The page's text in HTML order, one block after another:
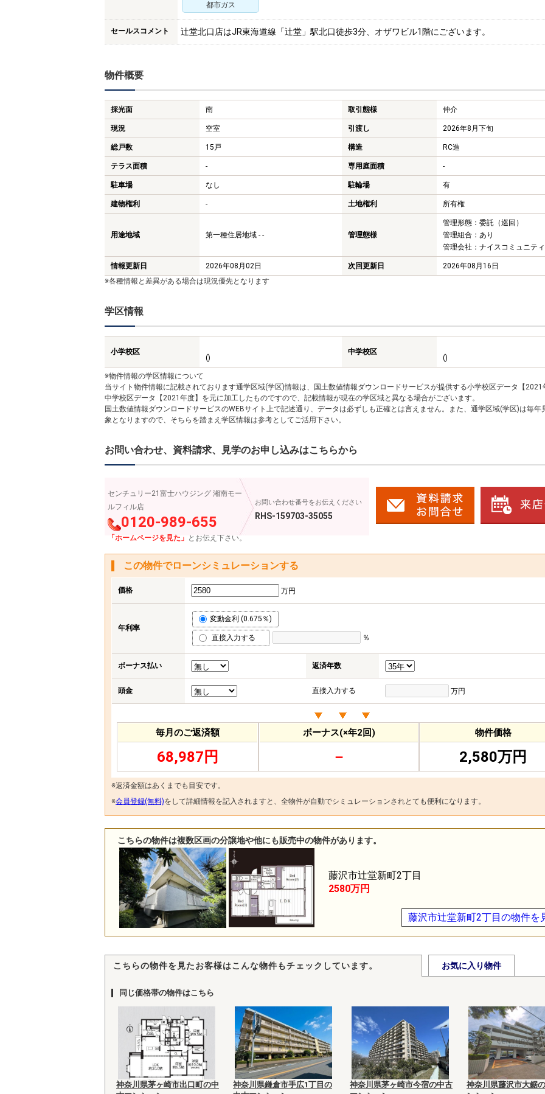
都市ガス
セールスコメント 辻堂北口店はJR東海道線「辻堂」駅北口徒歩3分、オザワビル1階にございます。
物件概要
採光面 南 取引態様 仲介
現況 空室 引渡し 2026年8月下旬
総戸数 15戸 構造 RC造
テラス面積 - 専用庭面積 -
駐車場 なし 駐輪場 有
建物権利 - 土地権利 所有権
用途地域 第一種住居地域 - - 管理態様
管理形態：委託（巡回）
管理組合：あり
管理会社：ナイスコミュニテ
情報更新日 2026年08月02日 次回更新日
2026年08月16日
※各種情報と差異がある場合は現況優先となります
学区情報
小学校区
()
中学校区
()
※物件情報の学区情報について
当サイト物件情報に記載されております通学区域(学区)情報は、国土数値情報ダウンロードサービスが提供する小学校区データ【2021
中学校区データ【2021年度】を元に加工したものですので、記載情報が現在の学区域と異なる場合がございます。
国土数値情報ダウンロードサービスのWEBサイト上で記述通り、データは必ずしも正確とは言えません。また、通学区域(学区)は毎年
象となりますので、そちらを踏まえ学区情報は参考としてご活用下さい。
お問い合わせ、資料請求、見学のお申し込みはこちらから
センチュリー21富士ハウジング 湘南モー
ルフィル店
0120-989-655
「ホームページを見た」 とお伝え下さい。
お問い合わせ番号をお伝えください
RHS-159703-35055
この物件でローンシミュレーションする
価格 万円
年利率
変動金利 (0.675％)
直接入力する ％
ボーナス払い 返済年数
頭金 直接入力する 万円
毎月のご返済額
68,987円
ボーナス(×年2回)
－
物件価格
2,580万円
※返済金額はあくまでも目安です。
※会員登録(無料)をして詳細情報を記入されますと、全物件が自動でシミュレーションされとても便利になります。
こちらの物件は複数区画の分譲地や他にも販売中の物件があります。
藤沢市辻堂新町2丁目の物件を
藤沢市辻堂新町2丁目
2580万円
こちらの物件を見たお客様はこんな物件もチェックしています。 お気に入り物件
同じ価格帯の物件はこちら
神奈川県茅ヶ崎市出口町の中
神奈川県鎌倉市手広1丁目の
神奈川県茅ヶ崎市今宿の中古
神奈川県藤沢市大鋸